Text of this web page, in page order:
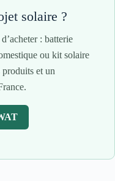
solaire ?
: batterie
ou kit solaire
et un